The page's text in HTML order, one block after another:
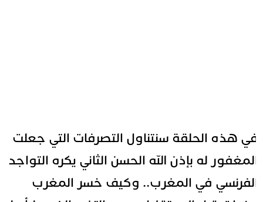
هذه الحلقة سنتناول التصرفات التي جعلت
له بإذن الله الحسن الثاني يكره التواجد
في المغرب.. وكيف خسر المغرب